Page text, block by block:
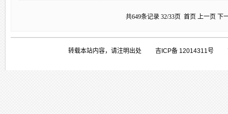
共649条记录 32/33页 首页 上一页 下
转载本站内容，请注明出处 吉ICP备 12014311号